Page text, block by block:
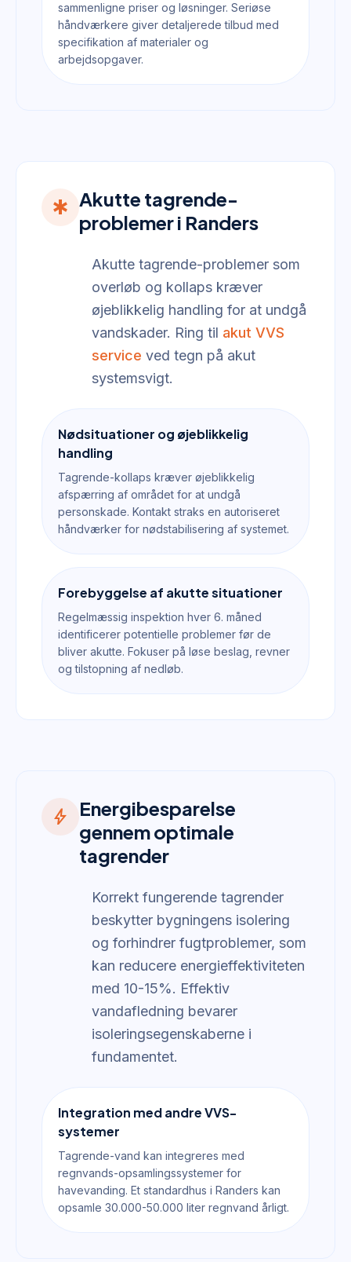
sammenligne priser og løsninger. Seriøse
håndværkere giver detaljerede tilbud med
specifikation af materialer og
arbejdsopgaver.
emergency Akutte tagrende-
problemer i Randers
Akutte tagrende-problemer som
overløb og kollaps kræver
øjeblikkelig handling for at undgå
vandskader. Ring til akut VVS
service ved tegn på akut
systemsvigt.
Nødsituationer og øjeblikkelig
handling
Tagrende-kollaps kræver øjeblikkelig
afspærring af området for at undgå
personskade. Kontakt straks en autoriseret
håndværker for nødstabilisering af systemet.
Forebyggelse af akutte situationer
Regelmæssig inspektion hver 6. måned
identificerer potentielle problemer før de
bliver akutte. Fokuser på løse beslag, revner
og tilstopning af nedløb.
bolt
Energibesparelse
gennem optimale
tagrender
Korrekt fungerende tagrender
beskytter bygningens isolering
og forhindrer fugtproblemer, som
kan reducere energieffektiviteten
med 10-15%. Effektiv
vandafledning bevarer
isoleringsegenskaberne i
fundamentet.
Integration med andre VVS-
systemer
Tagrende-vand kan integreres med
regnvands-opsamlingssystemer for
havevanding. Et standardhus i Randers kan
opsamle 30.000-50.000 liter regnvand årligt.